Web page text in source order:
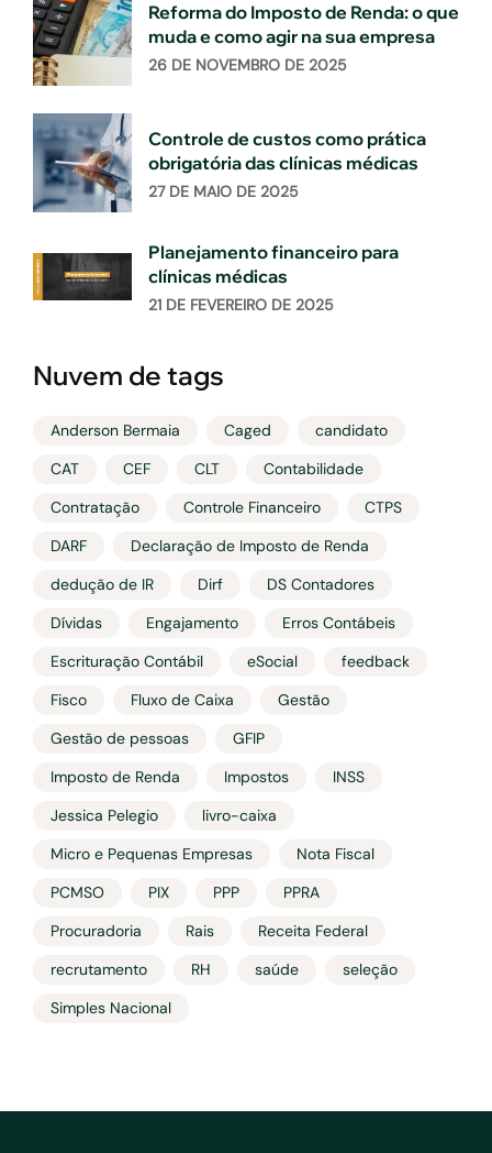
Reforma do Imposto de Renda: o que
muda e como agir na sua empresa
26 DE NOVEMBRO DE 2025
Controle de custos como prática
obrigatória das clínicas médicas
27 DE MAIO DE 2025
Planejamento financeiro para
clínicas médicas
21 DE FEVEREIRO DE 2025
Nuvem de tags
Anderson Bermaia Caged
candidato
CAT
CEF CLT
Contabilidade
Contratação
Controle Financeiro
CTPS
DARF
Declaração de Imposto de Renda
dedução de IR
Dirf
DS Contadores
Dívidas
Engajamento
Erros Contábeis
Escrituração Contábil
eSocial
feedback
Fisco
Fluxo de Caixa
Gestão
Gestão de pessoas
GFIP
Imposto de Renda
Impostos
INSS
Jessica Pelegio
livro-caixa
Micro e Pequenas Empresas
Nota Fiscal
PCMSO
PIX PPP
PPRA
Procuradoria
Rais
Receita Federal
recrutamento
RH saúde
seleção
Simples Nacional